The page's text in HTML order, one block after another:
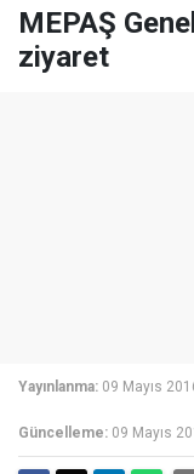
MEPAŞ
ziyaret
Yayınlanma: 09 Mayıs
Güncelleme: 09 Mayıs